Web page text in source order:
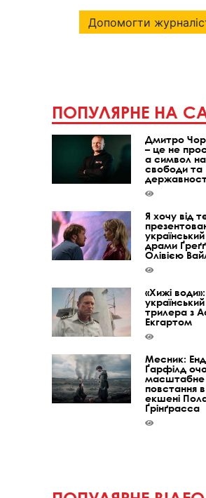
Допомогти
ПОПУЛЯРНЕ НА
Дмитро
– це не
а символ
свободи та
Я хочу від
драми
Олівією
«Хижі
трилера з
Екгартом
Месник:
Ґарфілд
масштабне
повстання
екшені
Ґрінґрасса